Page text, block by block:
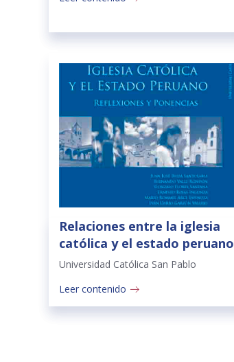
Relaciones entre la iglesia
católica y el estado peruano
Universidad Católica San Pablo
Leer contenido